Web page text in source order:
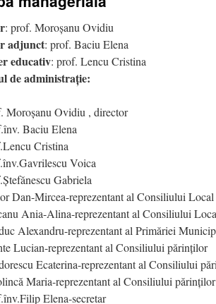
: prof. Moroșanu Ovidiu
adjunct: prof. Baciu Elena
educativ: prof. Lencu Cristina
de administrație:
Moroșanu Ovidiu , director
Baciu Elena
Cristina
Voica
Gabriela
Dan-Mircea-reprezentant al Consiliului Local
Ania-Alina-reprezentant al Consiliului
Alexandru-reprezentant al Primăriei
Lucian-reprezentant al Consiliului părinților
Ecaterina-reprezentant al Consiliului
Maria-reprezentant al Consiliului părinților
Elena-secretar